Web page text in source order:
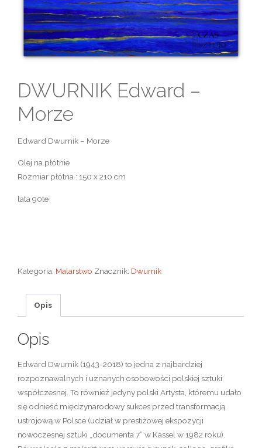
DWURNIK Edward –
Morze
Edward Dwurnik – Morze
Olej na płótnie
Rozmiar płótna : 150 x 210 cm
lata 90te
Kategoria: Malarstwo Znacznik: Dwurnik
Opis
Opis
Edward Dwurnik (1943-2018) to jedna z najbardziej
rozpoznawalnych i uznanych osobowości polskiej sztuki
współczesnej. To również jedyny polski Artysta, któremu udało
się odnieść międzynarodowy sukces przed transformacją
ustrojową w Polsce (udział w prestiżowej ekspozycji
nowoczesnej sztuki „documenta 7” w Kassel w 1982 roku).